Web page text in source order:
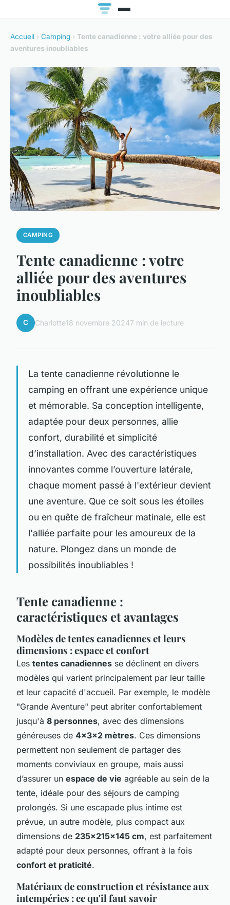
Accueil › Camping › Tente canadienne : votre alliée pour des
aventures inoubliables
CAMPING
Tente canadienne : votre
alliée pour des aventures
inoubliables
C Charlotte18 novembre 20247 min de lecture
La tente canadienne révolutionne le
camping en offrant une expérience unique
et mémorable. Sa conception intelligente,
adaptée pour deux personnes, allie
confort, durabilité et simplicité
d’installation. Avec des caractéristiques
innovantes comme l’ouverture latérale,
chaque moment passé à l'extérieur devient
une aventure. Que ce soit sous les étoiles
ou en quête de fraîcheur matinale, elle est
l'alliée parfaite pour les amoureux de la
nature. Plongez dans un monde de
possibilités inoubliables !
Tente canadienne :
caractéristiques et avantages
Modèles de tentes canadiennes et leurs
dimensions : espace et confort
Les tentes canadiennes se déclinent en divers
modèles qui varient principalement par leur taille
et leur capacité d'accueil. Par exemple, le modèle
"Grande Aventure" peut abriter confortablement
jusqu'à 8 personnes, avec des dimensions
généreuses de 4x3x2 mètres. Ces dimensions
permettent non seulement de partager des
moments conviviaux en groupe, mais aussi
d’assurer un espace de vie agréable au sein de la
tente, idéale pour des séjours de camping
prolongés. Si une escapade plus intime est
prévue, un autre modèle, plus compact aux
dimensions de 235x215x145 cm, est parfaitement
adapté pour deux personnes, offrant à la fois
confort et praticité.
Matériaux de construction et résistance aux
intempéries : ce qu'il faut savoir